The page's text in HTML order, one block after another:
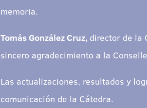
memoria.
Tomás González Cruz, director de la
sincero agradecimiento a la
Las actualizaciones, resultados y
comunicación de la Cátedra.